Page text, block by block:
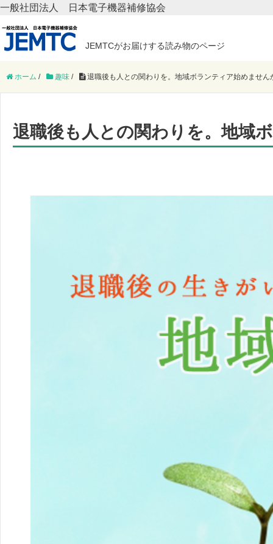
一般社団法人 日本電子機器補修協会
JEMTCがお届けする読み物のページ
ホーム / 趣味 / 退職後も人との関わりを。地域ボランティア始めません
退職後も人との関わりを。地域